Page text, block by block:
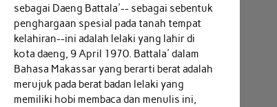
sebagai Daeng Battala'-- sebagai sebentuk
penghargaan spesial pada tanah tempat
kelahiran--ini adalah lelaki yang lahir di
kota daeng, 9 April 1970. Battala' dalam
Bahasa Makassar yang berarti berat adalah
merujuk pada berat badan lelaki yang
memiliki hobi membaca dan menulis ini,